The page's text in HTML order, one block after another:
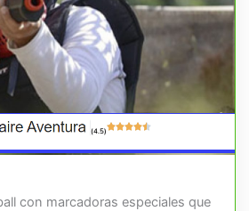
(4.5)
con marcadoras especiales que